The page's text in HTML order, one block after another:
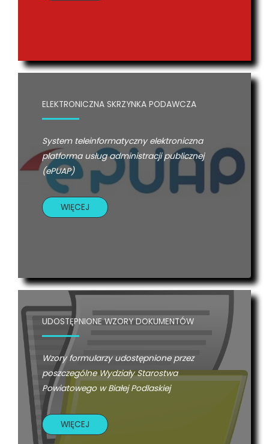
ELEKTRONICZNA SKRZYNKA PODAWCZA
System teleinformatyczny elektroniczna
platforma usług administracji publicznej
(ePUAP)
WIĘCEJ
UDOSTĘPNIONE WZORY DOKUMENTÓW
Wzory formularzy udostępnione przez
poszczególne Wydziały Starostwa
Powiatowego w Białej Podlaskiej
WIĘCEJ